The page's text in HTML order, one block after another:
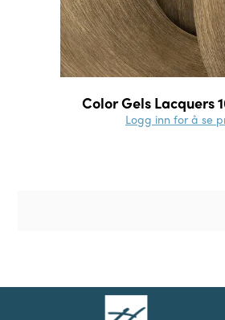
Color Gels Lacquers
Logg inn for å se